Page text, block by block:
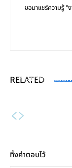
ขอมาแชร์ความรู้ "
RELATED
กระบวนการออ
ทิ้งคำตอบไว้